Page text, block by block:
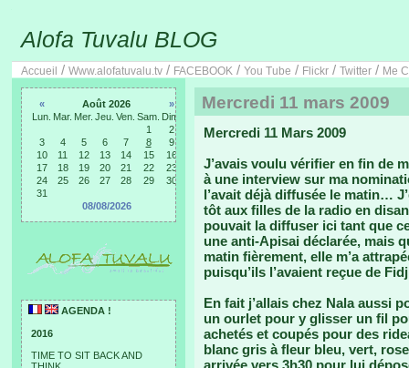
Alofa Tuvalu BLOG
Accueil / Www.alofatuvalu.tv / FACEBOOK / You Tube / Flickr / Twitter / Me
« Août 2026
»
Lun. Mar. Mer. Jeu. Ven. Sam. Dim.
1
2
3
4 5 6 7 8
9
10
11 12 13 14 15
16
17
18 19 20 21 22
23
24
25 26 27 28 29
30
31
08/08/2026
AGENDA !
2016
TIME TO SIT BACK AND
Mercredi 11 mars 2009
Mercredi 11 Mars 2009
J’avais voulu vérifier en fin de
à une interview sur ma
l’avait déjà diffusée le matin…
tôt aux filles de la radio en
pouvait la diffuser ici tant que
une anti-Apisai déclarée, mais
matin fièrement, elle m’a
puisqu’ils l’avaient reçue de
En fait j’allais chez Nala aussi
un ourlet pour y glisser un fil
achetés et coupés pour des
blanc gris à fleur bleu, vert,
arrivée vers 3h30 pour lui